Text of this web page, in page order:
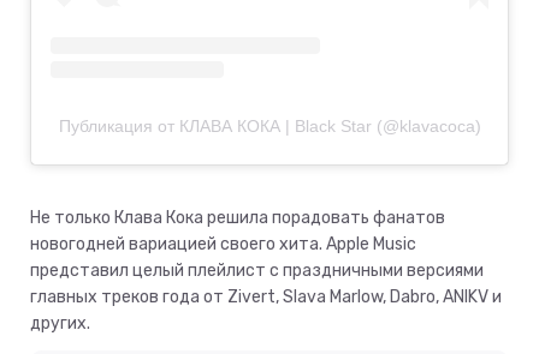
Публикация от КЛАВА КОКА | Black Star (@klavacoca)
Не только Клава Кока решила порадовать фанатов
новогодней вариацией своего хита. Apple Music
представил целый плейлист с праздничными версиями
главных треков года от Zivert, Slava Marlow, Dabro, ANIKV и
других.